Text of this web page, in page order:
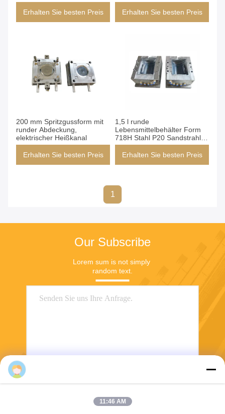
Erhalten Sie besten Preis Erhalten Sie besten Preis
200 mm Spritzgussform mit
runder Abdeckung,
elektrischer Heißkanal
Erhalten Sie besten Preis
1,5 l runde
Lebensmittelbehälter Form
718H Stahl P20 Sandstrahl-
Oberflächenbehandlung
Erhalten Sie besten Preis
1
Our Subscribe
Lorem sum is not simply
random text.
Senden
11:46 AM